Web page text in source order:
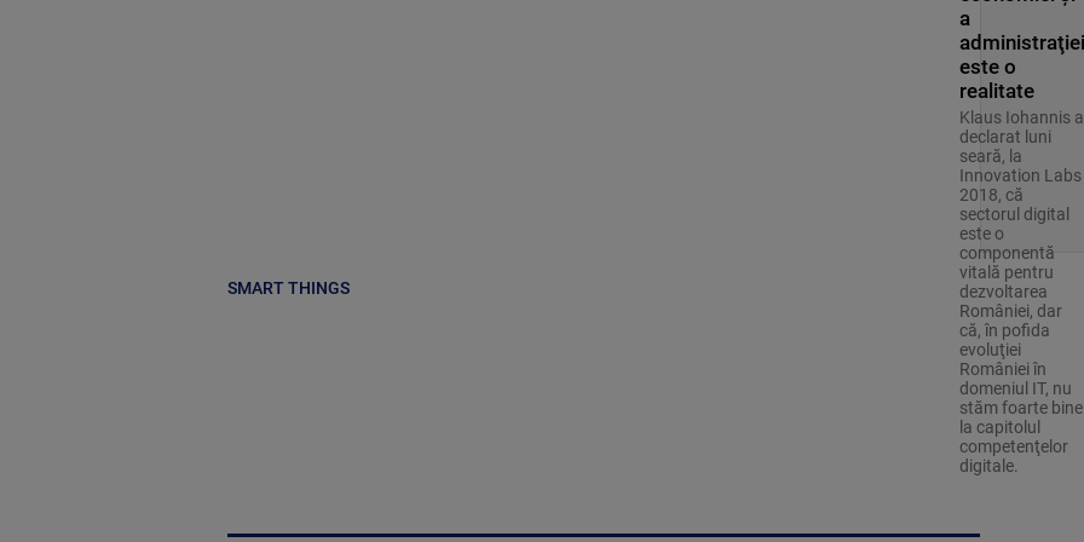
SMART THINGS
a
administraţiei
este o
realitate
Klaus Iohannis a
declarat luni
seară, la
Innovation Labs
2018, că
sectorul digital
este o
componentă
vitală pentru
dezvoltarea
României, dar
că, în pofida
evoluţiei
României în
domeniul IT, nu
stăm foarte bine
la capitolul
competenţelor
digitale.